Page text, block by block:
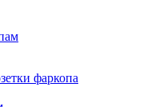
фаркопа